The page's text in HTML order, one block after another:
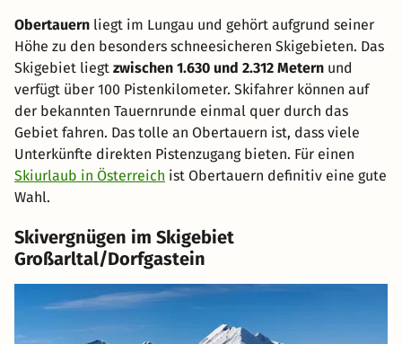
Obertauern liegt im Lungau und gehört aufgrund seiner
Höhe zu den besonders schneesicheren Skigebieten. Das
Skigebiet liegt zwischen 1.630 und 2.312 Metern und
verfügt über 100 Pistenkilometer. Skifahrer können auf
der bekannten Tauernrunde einmal quer durch das
Gebiet fahren. Das tolle an Obertauern ist, dass viele
Unterkünfte direkten Pistenzugang bieten. Für einen
Skiurlaub in Österreich ist Obertauern definitiv eine gute
Wahl.
Skivergnügen im Skigebiet
Großarltal/Dorfgastein